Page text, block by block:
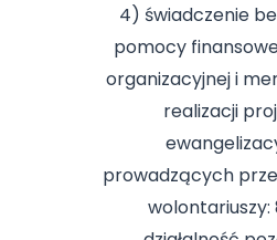
4) świadczenie
pomocy
organizacyjnej i
realizacji
prowadzących
wolontariuszy: